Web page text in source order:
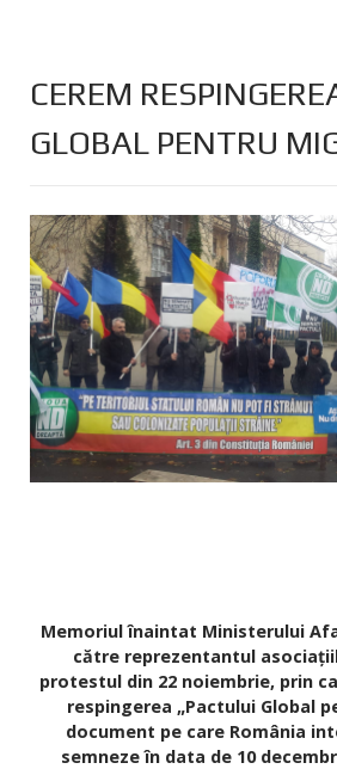
CEREM
GLOBAL PENTRU
Memoriul înaintat Ministerului
către reprezentantul
protestul din 22 noiembrie, prin
respingerea „Pactului Global
document pe care România
semneze în data de 10